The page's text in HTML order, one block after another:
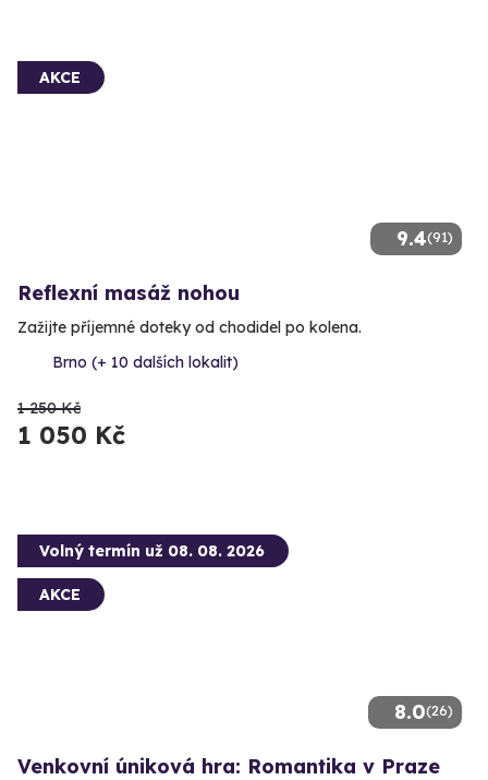
9.4(91)
AKCE
Reflexní masáž nohou
Zažijte příjemné doteky od chodidel po kolena.
Brno (+ 10 dalších lokalit)
1 250 Kč
1 050 Kč
8.0(26)
Volný termín už 08. 08. 2026
AKCE
Venkovní úniková hra: Romantika v Praze